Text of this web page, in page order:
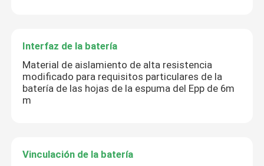
Interfaz de la batería
Material de aislamiento de alta resistencia
modificado para requisitos particulares de la
batería de las hojas de la espuma del Epp de 6m
m
Vinculación de la batería